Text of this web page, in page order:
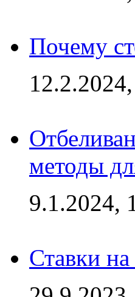
Почему
методы
9.1.2024,
Ставки